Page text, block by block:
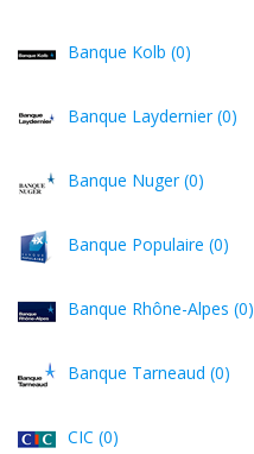
Banque Kolb (0)
Banque Laydernier (0)
Banque Nuger (0)
Banque Populaire (0)
Banque Rhône-Alpes (0)
Banque Tarneaud (0)
CIC (0)